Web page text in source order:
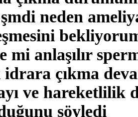
neden
mi anlaşılır
idrara çıkma
ve hareketlilik
söyledi